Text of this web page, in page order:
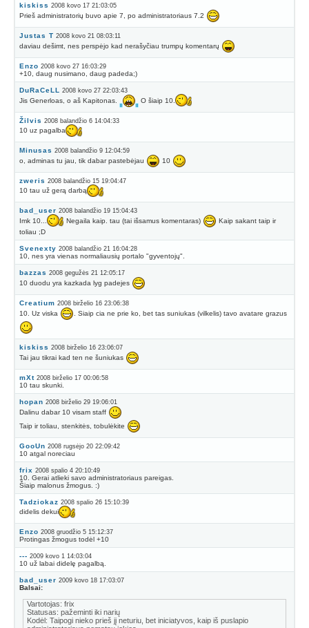
kiskiss 2008 kovo 17 21:03:05
Prieš administratorių buvo apie 7, po administratoriaus 7.2
Justas T 2008 kovo 21 08:03:11
daviau dešimt, nes perspėjo kad nerašyčiau trumpų komentarų
Enzo 2008 kovo 27 16:03:29
+10, daug nusimano, daug padeda;)
DuRaCeLL 2008 kovo 27 22:03:43
Jis Generloas, o aš Kapitonas. O šiaip 10.
Žilvis 2008 balandžio 6 14:04:33
10 uz pagalba
Minusas 2008 balandžio 9 12:04:59
o, adminas tu jau, tik dabar pastebėjau 10
zweris 2008 balandžio 15 19:04:47
10 tau už gerą darbą
bad_user 2008 balandžio 19 15:04:43
Imk 10... Negaila kaip. tau (tai išsamus komentaras)
Kaip sakant taip ir
toliau ;D
Svenexty 2008 balandžio 21 16:04:28
10, nes yra vienas normaliausių portalo "gyventojų".
bazzas 2008 gegužės 21 12:05:17
10 duodu yra kazkada lyg padejes
Creatium 2008 birželio 16 23:06:38
10. Uz viska . Siaip cia ne prie ko, bet tas suniukas (vilkelis) tavo avatare grazus
kiskiss 2008 birželio 16 23:06:07
Tai jau tikrai kad ten ne šuniukas
mXt 2008 birželio 17 00:06:58
10 tau skunki.
hopan 2008 birželio 29 19:06:01
Dalinu dabar 10 visam staff
Taip ir toliau, stenkitės, tobulėkite
GooUn 2008 rugsėjo 20 22:09:42
10 atgal noreciau
frix 2008 spalio 4 20:10:49
10. Gerai atlieki savo administratoriaus pareigas.
Šiaip malonus žmogus. :)
Tadziokaz 2008 spalio 26 15:10:39
didelis dekui
Enzo 2008 gruodžio 5 15:12:37
Protingas žmogus todėl +10
--- 2009 kovo 1 14:03:04
10 už labai didelę pagalbą.
bad_user 2009 kovo 18 17:03:07
Balsai:
Vartotojas: frix
Statusas: pažeminti iki narių
Kodėl: Taipogi nieko prieš jį neturiu, bet iniciatyvos, kaip iš puslapio